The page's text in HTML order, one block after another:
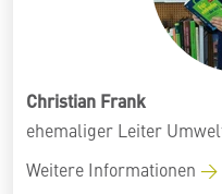
Christian Frank
ehemaliger Leiter
Weitere Informationen